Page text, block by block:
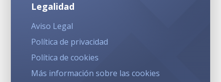
Legalidad
Aviso Legal
Política de privacidad
Política de cookies
Más información sobre las cookies